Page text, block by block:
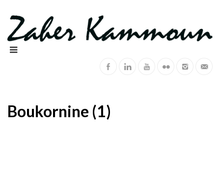
Boukornine (1)